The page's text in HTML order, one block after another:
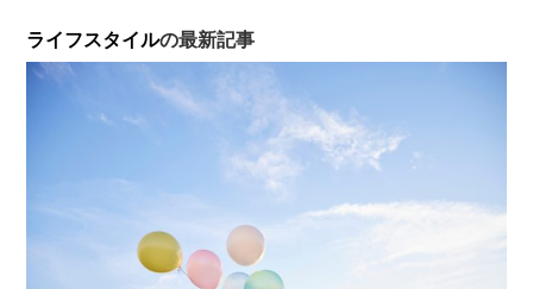
ライフスタイルの最新記事